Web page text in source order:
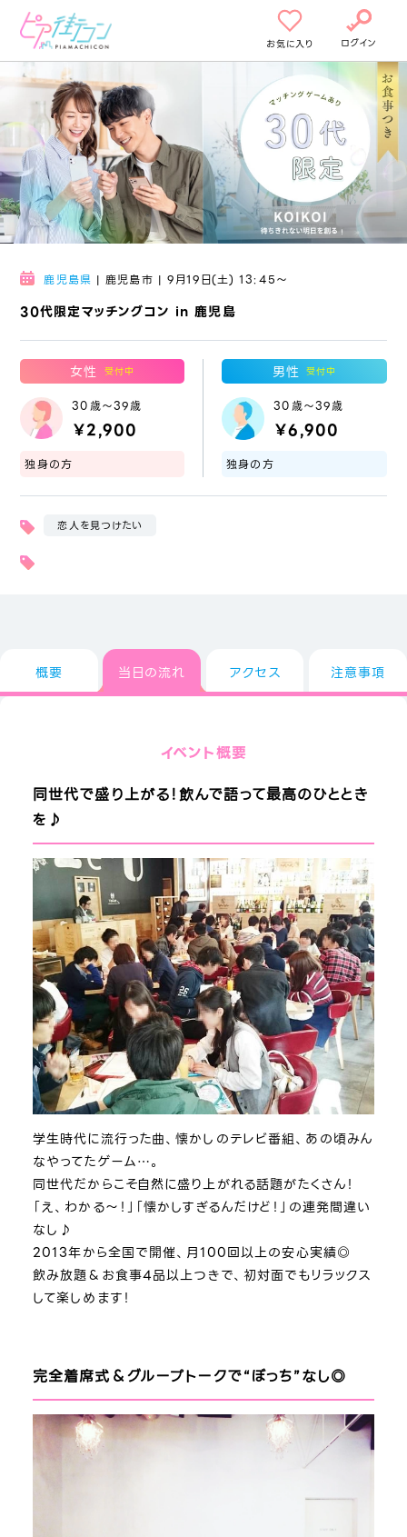
お気に入り ログイン
30代限定マッチングコン in 鹿児島
鹿児島県 | 鹿児島市 | 9月19日(土) 13:45〜
女性 受付中
30歳～39歳
￥2,900
独身の方
男性 受付中
30歳～39歳
￥6,900
独身の方
恋人を見つけたい
概要 当日の流れ アクセス 注意事項
イベント概要
同世代で盛り上がる！飲んで語って最高のひととき
を♪
学生時代に流行った曲、懐かしのテレビ番組、あの頃みん
なやってたゲーム…。
同世代だからこそ自然に盛り上がれる話題がたくさん！
「え、わかる～！」「懐かしすぎるんだけど！」の連発間違い
なし♪
2013年から全国で開催、月100回以上の安心実績◎
飲み放題＆お食事4品以上つきで、初対面でもリラックス
して楽しめます！
完全着席式＆グループトークで“ぼっち”なし◎